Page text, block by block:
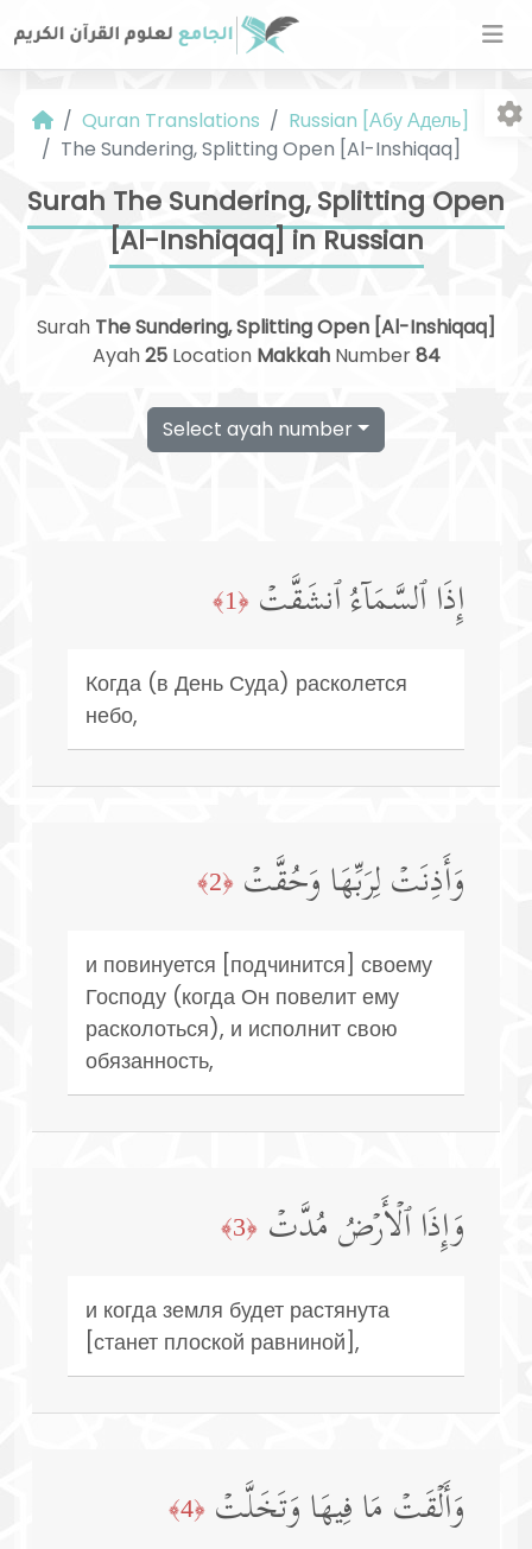
Quran Translations
Russian [Абу Адель]
The Sundering, Splitting Open [Al-Inshiqaq]
Surah The Sundering, Splitting Open
[Al-Inshiqaq] in Russian
Surah The Sundering, Splitting Open [Al-Inshiqaq]
Ayah 25Location MakkahNumber84
Select ayah number
إِذَا ٱلسَّمَاۤءُ ٱنشَقَّتۡ ﴿1﴾
Когда (в День Суда) расколется
небо,
وَأَذِنَتۡ لِرَبِّهَا وَحُقَّتۡ ﴿2﴾
и повинуется [подчинится] своему
Господу (когда Он повелит ему
расколоться), и исполнит свою
обязанность,
وَإِذَا ٱلۡأَرۡضُ مُدَّتۡ ﴿3﴾
и когда земля будет растянута
[станет плоской равниной],
وَأَلۡقَتۡ مَا فِیهَا وَتَخَلَّتۡ ﴿4﴾